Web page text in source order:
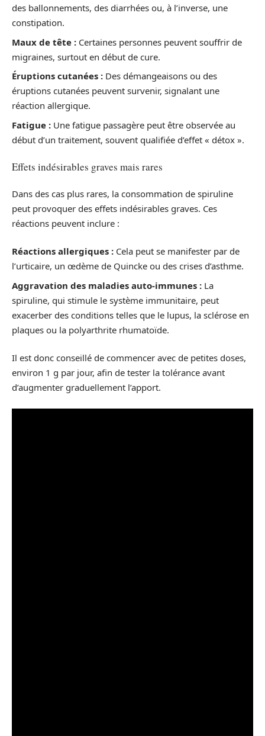
des ballonnements, des diarrhées ou, à l’inverse, une
constipation.
Maux de tête : Certaines personnes peuvent souffrir de
migraines, surtout en début de cure.
Éruptions cutanées : Des démangeaisons ou des
éruptions cutanées peuvent survenir, signalant une
réaction allergique.
Fatigue : Une fatigue passagère peut être observée au
début d’un traitement, souvent qualifiée d’effet « détox ».
Effets indésirables graves mais rares
Dans des cas plus rares, la consommation de spiruline
peut provoquer des effets indésirables graves. Ces
réactions peuvent inclure :
Réactions allergiques : Cela peut se manifester par de
l’urticaire, un œdème de Quincke ou des crises d’asthme.
Aggravation des maladies auto-immunes : La
spiruline, qui stimule le système immunitaire, peut
exacerber des conditions telles que le lupus, la sclérose en
plaques ou la polyarthrite rhumatoïde.
Il est donc conseillé de commencer avec de petites doses,
environ 1 g par jour, afin de tester la tolérance avant
d’augmenter graduellement l’apport.